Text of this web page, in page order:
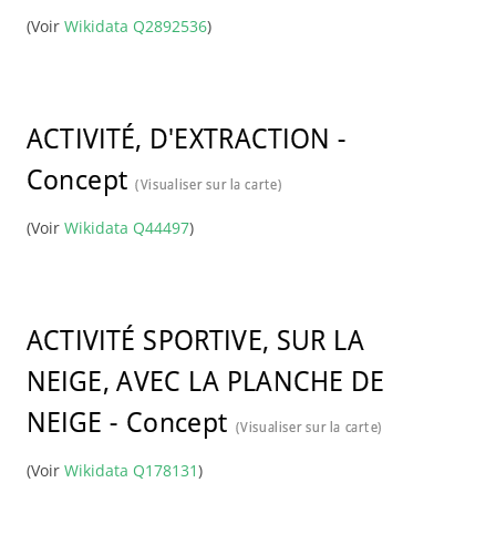
(Voir Wikidata Q2892536)
ACTIVITÉ, D'EXTRACTION -
Concept (Visualiser sur la carte)
(Voir Wikidata Q44497)
ACTIVITÉ SPORTIVE, SUR LA
NEIGE, AVEC LA PLANCHE DE
NEIGE - Concept (Visualiser sur la carte)
(Voir Wikidata Q178131)